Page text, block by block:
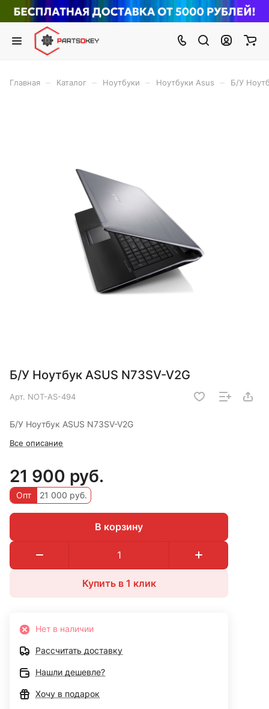
Главная Каталог Ноутбуки Ноутбуки Asus Б/У
Б/У Ноутбук ASUS N73SV-V2G
Арт. NOT-AS-494
Б/У Ноутбук ASUS N73SV-V2G
Все описание
21 900 руб.
Опт 21 000 руб.
В корзину
Купить в 1 клик
Нет в наличии
Рассчитать доставку
Нашли дешевле?
Хочу в подарок